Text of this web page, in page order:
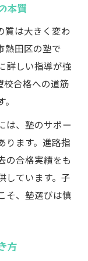
本質
質は大きく変わ
熱田区の塾で
詳しい指導が強
校合格への道筋
は、塾のサポー
ります。進路指
の合格実績をも
しています。子
そ、塾選びは慎
方